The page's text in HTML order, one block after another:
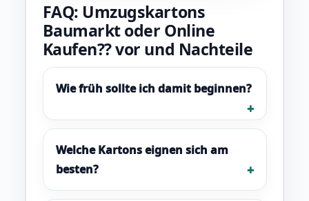
FAQ: Umzugskartons
Baumarkt oder Online
Kaufen?? vor und Nachteile
Wie früh sollte ich damit beginnen?
Welche Kartons eignen sich am
besten?